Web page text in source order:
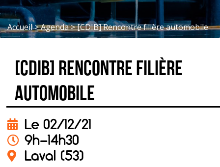
Accueil>Agenda>[CDIB] Rencontre filière automobile
[CDIB] Rencontre filière
automobile
Le 02/12/21
9h-14h30
Laval (53)